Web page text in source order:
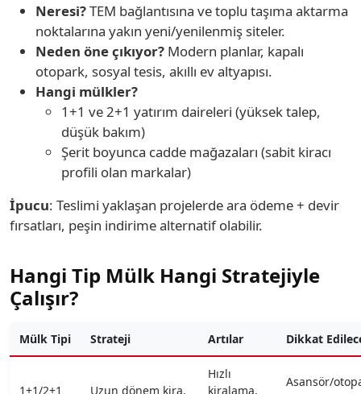
Neresi?TEM bağlantısına ve toplu taşıma aktarma
noktalarına yakın yeni/yenilenmiş siteler.
Neden öne çıkıyor? Modern planlar, kapalı
otopark, sosyal tesis, akıllı ev altyapısı.
Hangi mülkler?
1+1 ve 2+1 yatırım daireleri (yüksek talep,
düşük bakım)
Şerit boyunca cadde mağazaları (sabit kiracı
profili olan markalar)
İpucu: Teslimi yaklaşan projelerde ara ödeme + devir
fırsatları, peşin indirime alternatif olabilir.
Hangi Tip Mülk Hangi Stratejiyle
Çalışır?
Mülk Tipi Strateji Artılar Dikkat
1+1/2+1 Uzun dönem kira,
Hızlı
kiralama,
Asansör/